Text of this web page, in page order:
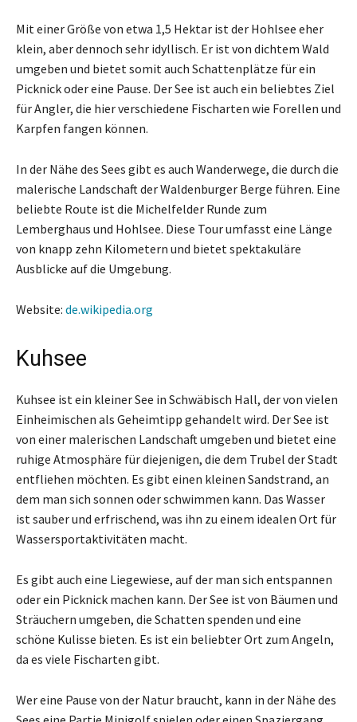
Mit einer Größe von etwa 1,5 Hektar ist der Hohlsee eher
klein, aber dennoch sehr idyllisch. Er ist von dichtem Wald
umgeben und bietet somit auch Schattenplätze für ein
Picknick oder eine Pause. Der See ist auch ein beliebtes Ziel
für Angler, die hier verschiedene Fischarten wie Forellen und
Karpfen fangen können.
In der Nähe des Sees gibt es auch Wanderwege, die durch die
malerische Landschaft der Waldenburger Berge führen. Eine
beliebte Route ist die Michelfelder Runde zum
Lemberghaus und Hohlsee. Diese Tour umfasst eine Länge
von knapp zehn Kilometern und bietet spektakuläre
Ausblicke auf die Umgebung.
Website: de.wikipedia.org
Kuhsee
Kuhsee ist ein kleiner See in Schwäbisch Hall, der von vielen
Einheimischen als Geheimtipp gehandelt wird. Der See ist
von einer malerischen Landschaft umgeben und bietet eine
ruhige Atmosphäre für diejenigen, die dem Trubel der Stadt
entfliehen möchten. Es gibt einen kleinen Sandstrand, an
dem man sich sonnen oder schwimmen kann. Das Wasser
ist sauber und erfrischend, was ihn zu einem idealen Ort für
Wassersportaktivitäten macht.
Es gibt auch eine Liegewiese, auf der man sich entspannen
oder ein Picknick machen kann. Der See ist von Bäumen und
Sträuchern umgeben, die Schatten spenden und eine
schöne Kulisse bieten. Es ist ein beliebter Ort zum Angeln,
da es viele Fischarten gibt.
Wer eine Pause von der Natur braucht, kann in der Nähe des